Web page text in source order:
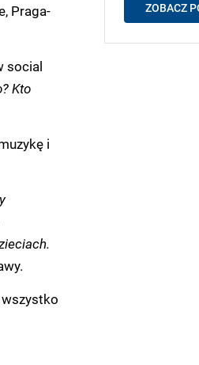
Praga-
social
Kto
i
ZOBACZ